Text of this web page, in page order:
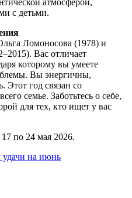
с детьми.
Ломоносова (1978) и
Вас отличает
которому вы умеете
Вы энергичны,
Этот год связан со
семье. Заботьтесь о себе,
для тех, кто ищет у вас
17 по 24 мая 2026.
удачи на июнь